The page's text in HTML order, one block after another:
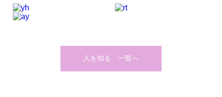
人を知る 一覧へ